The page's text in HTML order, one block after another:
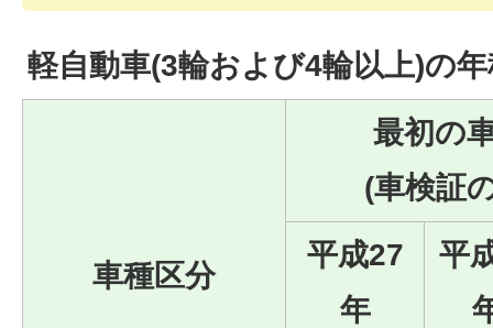
軽自動車(3輪および4輪以上)の
車種区分
最初の
(車検証
平成27
年
平